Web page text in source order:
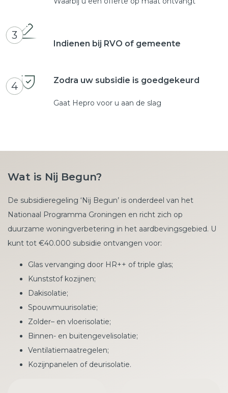
3
Indienen bij RVO of gemeente
4 Zodra uw subsidie is goedgekeurd
Gaat Hepro voor u aan de slag
Wat is Nij Begun?
De subsidieregeling ‘Nij Begun’ is onderdeel van het
Nationaal Programma Groningen en richt zich op
duurzame woningverbetering in het aardbevingsgebied. U
kunt tot €40.000 subsidie ontvangen voor:
Glas vervanging door HR++ of triple glas;
Kunststof kozijnen;
Dakisolatie;
Spouwmuurisolatie;
Zolder– en vloerisolatie;
Binnen- en buitengevelisolatie;
Ventilatiemaatregelen;
Kozijnpanelen of deurisolatie.